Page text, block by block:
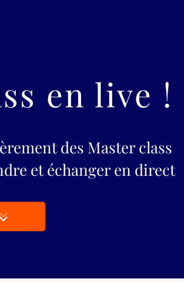
en live !
des Master class
et échanger en direct